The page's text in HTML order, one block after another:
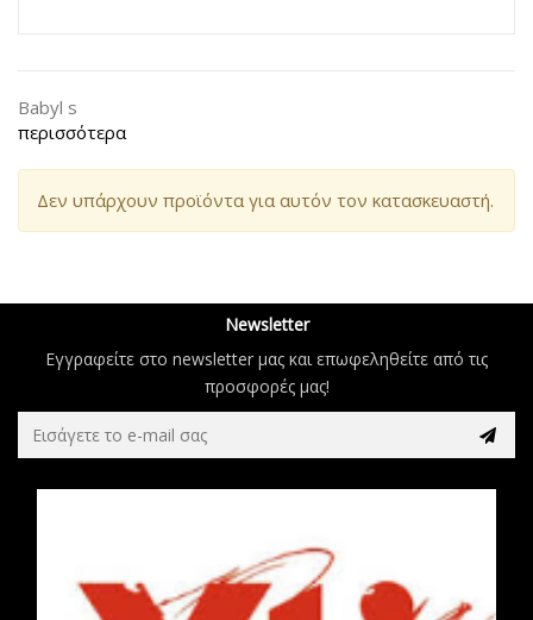
Babyl s
περισσότερα
Δεν υπάρχουν προϊόντα για αυτόν τον κατασκευαστή.
Newsletter
Εγγραφείτε στο newsletter μας και επωφεληθείτε από τις
προσφορές μας!